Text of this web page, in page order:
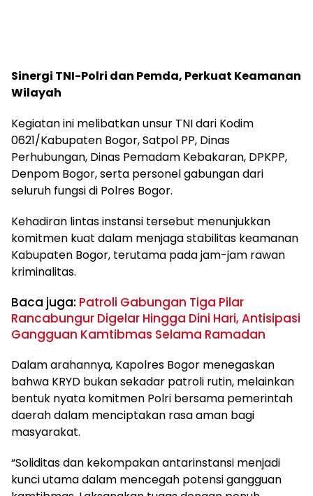
Sinergi TNI-Polri dan Pemda, Perkuat Keamanan
Wilayah
Kegiatan ini melibatkan unsur TNI dari Kodim
0621/Kabupaten Bogor, Satpol PP, Dinas
Perhubungan, Dinas Pemadam Kebakaran, DPKPP,
Denpom Bogor, serta personel gabungan dari
seluruh fungsi di Polres Bogor.
Kehadiran lintas instansi tersebut menunjukkan
komitmen kuat dalam menjaga stabilitas keamanan
Kabupaten Bogor, terutama pada jam-jam rawan
kriminalitas.
Baca juga: Patroli Gabungan Tiga Pilar
Rancabungur Digelar Hingga Dini Hari, Antisipasi
Gangguan Kamtibmas Selama Ramadan
Dalam arahannya, Kapolres Bogor menegaskan
bahwa KRYD bukan sekadar patroli rutin, melainkan
bentuk nyata komitmen Polri bersama pemerintah
daerah dalam menciptakan rasa aman bagi
masyarakat.
“Soliditas dan kekompakan antarinstansi menjadi
kunci utama dalam mencegah potensi gangguan